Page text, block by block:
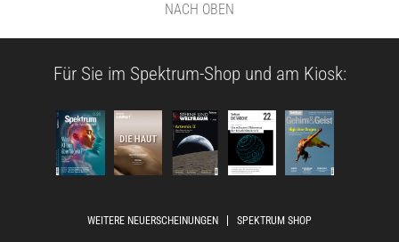
NACH OBEN
Für Sie im Spektrum-Shop und am Kiosk:
WEITERE NEUERSCHEINUNGEN SPEKTRUM SHOP